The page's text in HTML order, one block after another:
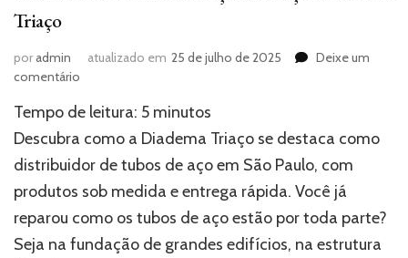
Triaço
poradmin atualizado em 25 de julho de 2025
Deixe um
comentário
de
tubos
aço:
conheça
Diadema
Triaço
Tempo de leitura: 5 minutos
Descubra como a Diadema Triaço se destaca como
distribuidor de tubos de aço em São Paulo, com
produtos sob medida e entrega rápida. Você já
reparou como os tubos de aço estão por toda parte?
Seja na fundação de grandes edifícios, na estrutura